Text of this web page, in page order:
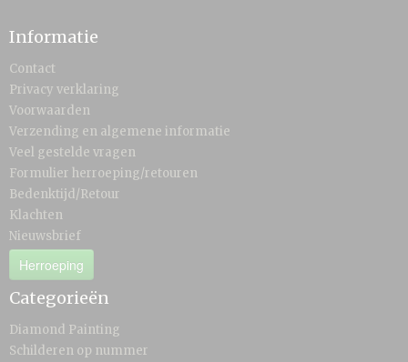
Informatie
Contact
Privacy verklaring
Voorwaarden
Verzending en algemene informatie
Veel gestelde vragen
Formulier herroeping/retouren
Bedenktijd/Retour
Klachten
Nieuwsbrief
Herroeping
Categorieën
Diamond Painting
Schilderen op nummer